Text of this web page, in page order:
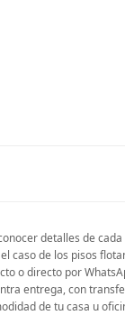
detalles de
de los pisos
o directo por
entrega, con
de tu casa u